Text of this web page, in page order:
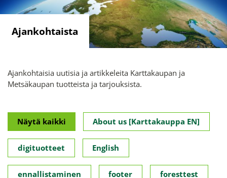
Ajankohtaista
Ajankohtaisia uutisia ja artikkeleita Karttakaupan ja
Metsäkaupan tuotteista ja tarjouksista.
Näytä kaikki About us [Karttakauppa EN]
digituotteet English
ennallistaminen footer foresttest